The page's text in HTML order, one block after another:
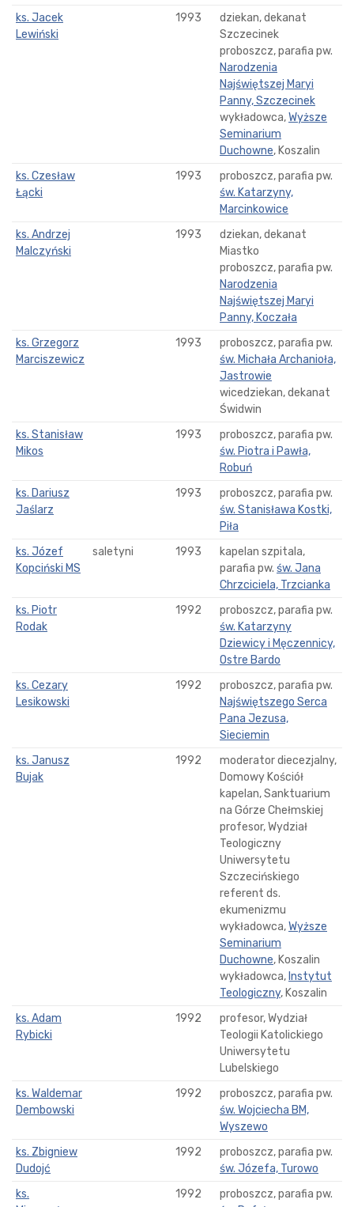
ks. Jacek
Lewiński
1993
dziekan, dekanat
Szczecinek
proboszcz, parafia pw.
Narodzenia
Najświętszej Maryi
Panny, Szczecinek
wykładowca,Wyższe
Seminarium
Duchowne, Koszalin
ks. Czesław
Łącki
1993
proboszcz, parafia pw.
św. Katarzyny,
Marcinkowice
ks. Andrzej
Malczyński
1993
dziekan, dekanat
Miastko
proboszcz, parafia pw.
Narodzenia
Najświętszej Maryi
Panny, Koczała
ks. Grzegorz
Marciszewicz
1993
proboszcz, parafia pw.
św. Michała Archanioła,
Jastrowie
wicedziekan, dekanat
Świdwin
ks. Stanisław
Mikos
1993
proboszcz, parafia pw.
św. Piotra i Pawła,
Robuń
ks. Dariusz
Jaślarz
1993
proboszcz, parafia pw.
św. Stanisława Kostki,
Piła
ks. Józef
Kopciński MS
saletyni 1993
kapelan szpitala,
parafia pw. św. Jana
Chrzciciela, Trzcianka
ks. Piotr
Rodak
1992
proboszcz, parafia pw.
św. Katarzyny
Dziewicy i Męczennicy,
Ostre Bardo
ks. Cezary
Lesikowski
1992
proboszcz, parafia pw.
Najświętszego Serca
Pana Jezusa,
Sieciemin
ks. Janusz
Bujak
1992
moderator diecezjalny,
Domowy Kościół
kapelan, Sanktuarium
na Górze Chełmskiej
profesor, Wydział
Teologiczny
Uniwersytetu
Szczecińskiego
referent ds.
ekumenizmu
wykładowca,Wyższe
Seminarium
Duchowne, Koszalin
wykładowca, Instytut
Teologiczny, Koszalin
ks. Adam
Rybicki
1992
profesor, Wydział
Teologii Katolickiego
Uniwersytetu
Lubelskiego
ks. Waldemar
Dembowski
1992
proboszcz, parafia pw.
św. Wojciecha BM,
Wyszewo
ks. Zbigniew
Dudojć
1992
proboszcz, parafia pw.
św. Józefa, Turowo
ks.
1992
proboszcz, parafia pw.